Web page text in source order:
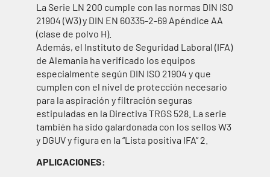
La Serie LN 200 cumple con las normas DIN ISO
21904 (W3) y DIN EN 60335-2-69 Apéndice AA
(clase de polvo H).
Además, el Instituto de Seguridad Laboral (IFA)
de Alemania ha verificado los equipos
especialmente según DIN ISO 21904 y que
cumplen con el nivel de protección necesario
para la aspiración y filtración seguras
estipuladas en la Directiva TRGS 528. La serie
también ha sido galardonada con los sellos W3
y DGUV y figura en la “Lista positiva IFA” 2.
APLICACIONES: